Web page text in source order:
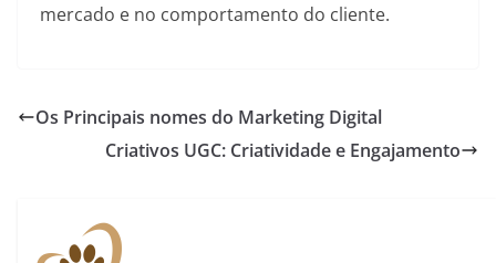
mercado e no comportamento do cliente.
Os Principais nomes do Marketing Digital
Criativos UGC: Criatividade e Engajamento